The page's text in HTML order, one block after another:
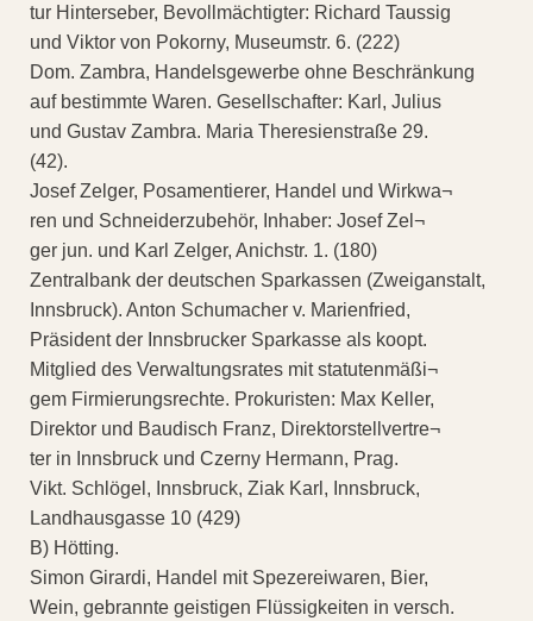
tur Hinterseber, Bevollmächtigter: Richard Taussig
und Viktor von Pokorny, Museumstr. 6. (222)
Dom. Zambra, Handelsgewerbe ohne Beschränkung
auf bestimmte Waren. Gesellschafter: Karl, Julius
und Gustav Zambra. Maria Theresienstraße 29.
(42).
Josef Zelger, Posamentierer, Handel und Wirkwa¬
ren und Schneiderzubehör, Inhaber: Josef Zel¬
ger jun. und Karl Zelger, Anichstr. 1. (180)
Zentralbank der deutschen Sparkassen (Zweiganstalt,
Innsbruck). Anton Schumacher v. Marienfried,
Präsident der Innsbrucker Sparkasse als koopt.
Mitglied des Verwaltungsrates mit statutenmäßi¬
gem Firmierungsrechte. Prokuristen: Max Keller,
Direktor und Baudisch Franz, Direktorstellvertre¬
ter in Innsbruck und Czerny Hermann, Prag.
Vikt. Schlögel, Innsbruck, Ziak Karl, Innsbruck,
Landhausgasse 10 (429)
B) Hötting.
Simon Girardi, Handel mit Spezereiwaren, Bier,
Wein, gebrannte geistigen Flüssigkeiten in versch.